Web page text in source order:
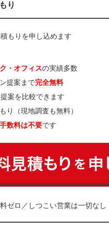
り
もりを申し込めます
・オフィスの実績多数
提案まで完全無料
案を比較できます
り（現地調査も無料）
手数料は不要です
ゼロ／しつこい営業は一切なし